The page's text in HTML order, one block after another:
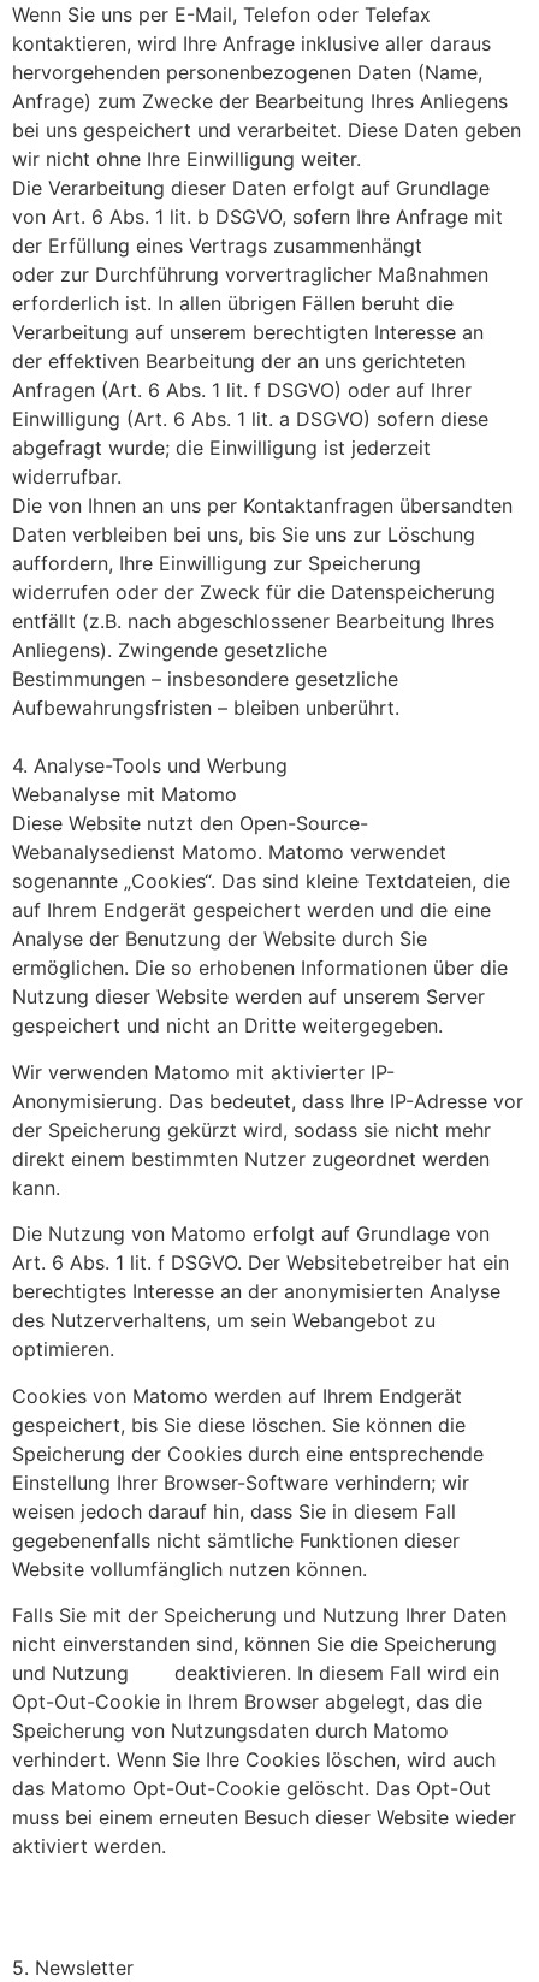
Wenn Sie uns per E-Mail, Telefon oder Telefax
kontaktieren, wird Ihre Anfrage inklusive aller daraus
hervorgehenden personenbezogenen Daten (Name,
Anfrage) zum Zwecke der Bearbeitung Ihres Anliegens
bei uns gespeichert und verarbeitet. Diese Daten geben
wir nicht ohne Ihre Einwilligung weiter.
Die Verarbeitung dieser Daten erfolgt auf Grundlage
von Art. 6 Abs. 1 lit. b DSGVO, sofern Ihre Anfrage mit
der Erfüllung eines Vertrags zusammenhängt
oder zur Durchführung vorvertraglicher Maßnahmen
erforderlich ist. In allen übrigen Fällen beruht die
Verarbeitung auf unserem berechtigten Interesse an
der effektiven Bearbeitung der an uns gerichteten
Anfragen (Art. 6 Abs. 1 lit. f DSGVO) oder auf Ihrer
Einwilligung (Art. 6 Abs. 1 lit. a DSGVO) sofern diese
abgefragt wurde; die Einwilligung ist jederzeit
widerrufbar.
Die von Ihnen an uns per Kontaktanfragen übersandten
Daten verbleiben bei uns, bis Sie uns zur Löschung
auffordern, Ihre Einwilligung zur Speicherung
widerrufen oder der Zweck für die Datenspeicherung
entfällt (z.B. nach abgeschlossener Bearbeitung Ihres
Anliegens). Zwingende gesetzliche
Bestimmungen – insbesondere gesetzliche
Aufbewahrungsfristen – bleiben unberührt.
4. Analyse-Tools und Werbung
Webanalyse mit Matomo
Diese Website nutzt den Open-Source-
Webanalysedienst Matomo. Matomo verwendet
sogenannte „Cookies“. Das sind kleine Textdateien, die
auf Ihrem Endgerät gespeichert werden und die eine
Analyse der Benutzung der Website durch Sie
ermöglichen. Die so erhobenen Informationen über die
Nutzung dieser Website werden auf unserem Server
gespeichert und nicht an Dritte weitergegeben.
Wir verwenden Matomo mit aktivierter IP-
Anonymisierung. Das bedeutet, dass Ihre IP-Adresse vor
der Speicherung gekürzt wird, sodass sie nicht mehr
direkt einem bestimmten Nutzer zugeordnet werden
kann.
Die Nutzung von Matomo erfolgt auf Grundlage von
Art. 6 Abs. 1 lit. f DSGVO. Der Websitebetreiber hat ein
berechtigtes Interesse an der anonymisierten Analyse
des Nutzerverhaltens, um sein Webangebot zu
optimieren.
Cookies von Matomo werden auf Ihrem Endgerät
gespeichert, bis Sie diese löschen. Sie können die
Speicherung der Cookies durch eine entsprechende
Einstellung Ihrer Browser-Software verhindern; wir
weisen jedoch darauf hin, dass Sie in diesem Fall
gegebenenfalls nicht sämtliche Funktionen dieser
Website vollumfänglich nutzen können.
Falls Sie mit der Speicherung und Nutzung Ihrer Daten
nicht einverstanden sind, können Sie die Speicherung
und Nutzung
deaktivieren. In diesem Fall wird ein
Opt-Out-Cookie in Ihrem Browser abgelegt, das die
Speicherung von Nutzungsdaten durch Matomo
verhindert. Wenn Sie Ihre Cookies löschen, wird auch
das Matomo Opt-Out-Cookie gelöscht. Das Opt-Out
muss bei einem erneuten Besuch dieser Website wieder
aktiviert werden.
5. Newsletter